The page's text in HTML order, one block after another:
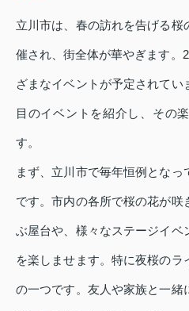
立川市は、春の訪れを告げる桜
催され、街全体が華やぎます。
ざまなイベントが予定されて
目のイベントを紹介し、その
す。
まず、立川市で毎年恒例となっ
です。市内の各所で桜の花が咲
ぶ屋台や、様々なステージイベ
を楽しませます。特に夜桜のラ
の一つです。友人や家族と一緒